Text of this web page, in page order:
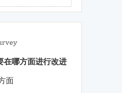
在哪方面进行改进
面